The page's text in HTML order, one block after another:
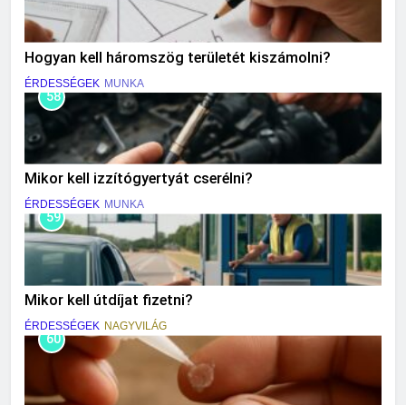
Hogyan kell háromszög területét kiszámolni?
ÉRDESSÉGEK MUNKA
58
Mikor kell izzítógyertyát cserélni?
ÉRDESSÉGEK MUNKA
59
Mikor kell útdíjat fizetni?
ÉRDESSÉGEK NAGYVILÁG
60